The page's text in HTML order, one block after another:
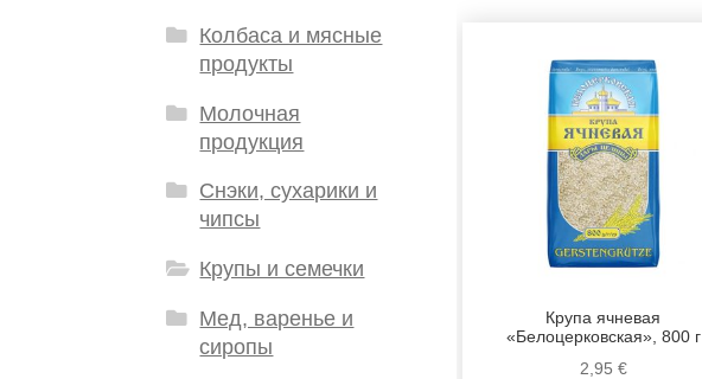
Крупа ячневая
«Белоцерковская», 800 г
2,95 €
Колбаса и мясные
продукты
Молочная
продукция
Снэки, сухарики и
чипсы
Крупы и семечки
Мед, варенье и
сиропы